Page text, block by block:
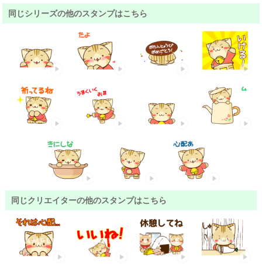
同じシリーズの他のスタンプはこちら
同じクリエイターの他のスタンプはこちら